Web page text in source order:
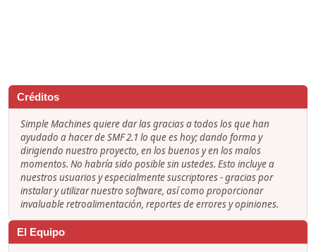
Créditos
Simple Machines quiere dar las gracias a todos los que han
ayudado a hacer de SMF 2.1 lo que es hoy; dando forma y
dirigiendo nuestro proyecto, en los buenos y en los malos
momentos. No habría sido posible sin ustedes. Esto incluye a
nuestros usuarios y especialmente suscriptores - gracias por
instalar y utilizar nuestro software, así como proporcionar
invaluable retroalimentación, reportes de errores y opiniones.
El Equipo